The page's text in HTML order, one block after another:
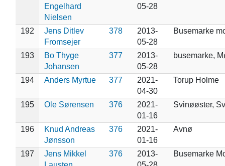
Engelhard
Nielsen
05-28
192
Jens Ditlev
Fromsejer
378
2013-
05-28
Busemarke
193
Bo Thyge
Johansen
377
2013-
05-28
busemarke,
194 Anders Myrtue 377
2021-
04-30
Torup Holme
195 Ole Sørensen 376
2021-
01-16
Svinøøster,
196
Knud Andreas
Jønsson
376
2021-
01-16
Avnø
197
Jens Mikkel
376
2013-
Busemarke